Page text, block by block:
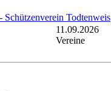
Todtenweis
11.09.2026
Vereine